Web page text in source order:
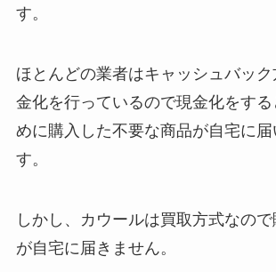
す。
ほとんどの業者はキャッシュバッ
金化を行っているので現金化をす
めに購入した不要な商品が自宅に届
す。
しかし、カウールは買取方式なの
が自宅に届きません。